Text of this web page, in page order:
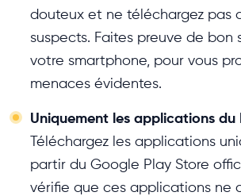
douteux et ne téléchargez pas
suspects. Faites preuve de bon
votre smartphone, pour vous
menaces évidentes.
Uniquement les applications du
Téléchargez les applications
partir du Google Play Store
vérifie que ces applications ne